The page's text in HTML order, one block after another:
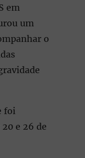
em
um
o
foi
e 26 de